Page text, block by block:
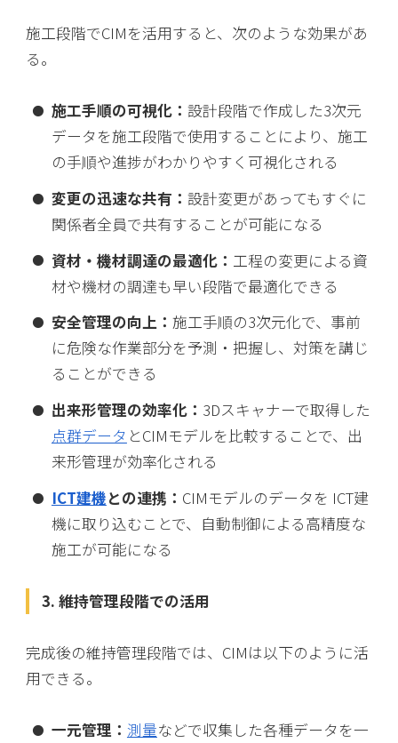
施工段階でCIMを活用すると、次のような効果があ
る。
施工手順の可視化： 設計段階で作成した3次元
データを施工段階で使用することにより、施工
の手順や進捗がわかりやすく可視化される
変更の迅速な共有： 設計変更があってもすぐに
関係者全員で共有することが可能になる
資材・機材調達の最適化： 工程の変更による資
材や機材の調達も早い段階で最適化できる
安全管理の向上： 施工手順の3次元化で、事前
に危険な作業部分を予測・把握し、対策を講じ
ることができる
出来形管理の効率化： 3Dスキャナーで取得した
点群データ とCIMモデルを比較することで、出
来形管理が効率化される
ICT建機との連携： CIMモデルのデータを ICT建
機に取り込むことで、自動制御による高精度な
施工が可能になる
3. 維持管理段階での活用
完成後の維持管理段階では、CIMは以下のように活
用できる。
一元管理： 測量などで収集した各種データを一